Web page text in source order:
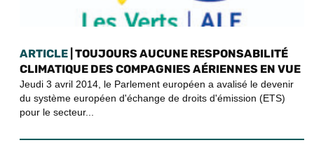
ARTICLE | TOUJOURS AUCUNE RESPONSABILITÉ
CLIMATIQUE DES COMPAGNIES AÉRIENNES EN VUE
Jeudi 3 avril 2014, le Parlement européen a avalisé le devenir
du système européen d'échange de droits d'émission (ETS)
pour le secteur...